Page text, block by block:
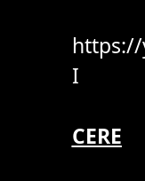
I
CERE